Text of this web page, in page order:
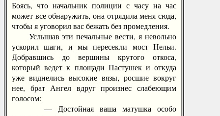
Боясь, что начальник полиции с часу на час
может все обнаружить, она отрядила меня сюда,
чтобы я уговорил вас бежать без промедления.
Услышав эти печальные вести, я невольно
ускорил шаги, и мы пересекли мост Нельи.
Добравшись до вершины крутого откоса,
который ведет к площади Пастушек и откуда
уже виднелись высокие вязы, росшие вокруг
нее, брат Ангел вдруг произнес слабеющим
голосом:
— Достойная ваша матушка особо